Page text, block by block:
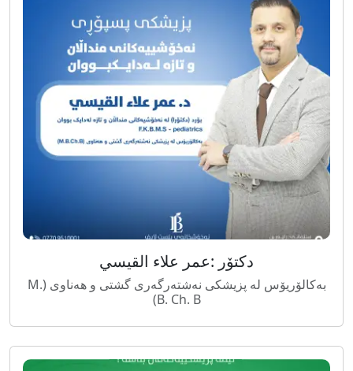
دکتۆر :عمر علاء القيسي
بەکالۆریۆس لە پزیشکی نەشتەرگەری گشتی و هەناوی (M.
B. Ch. B)